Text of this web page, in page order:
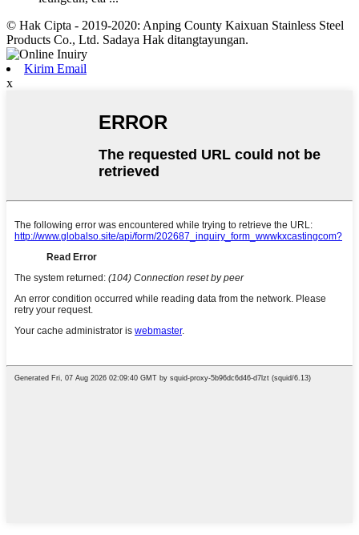
© Hak Cipta - 2019-2020: Anping County Kaixuan Stainless Steel
Products Co., Ltd. Sadaya Hak ditangtayungan.
Kirim Email
x